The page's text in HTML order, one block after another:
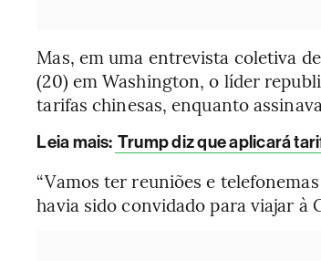
Mas, em uma entrevista coletiva
(20) em Washington, o líder
tarifas chinesas, enquanto
Leia mais: Trump diz que aplicará
“Vamos ter reuniões e
havia sido convidado para viajar à